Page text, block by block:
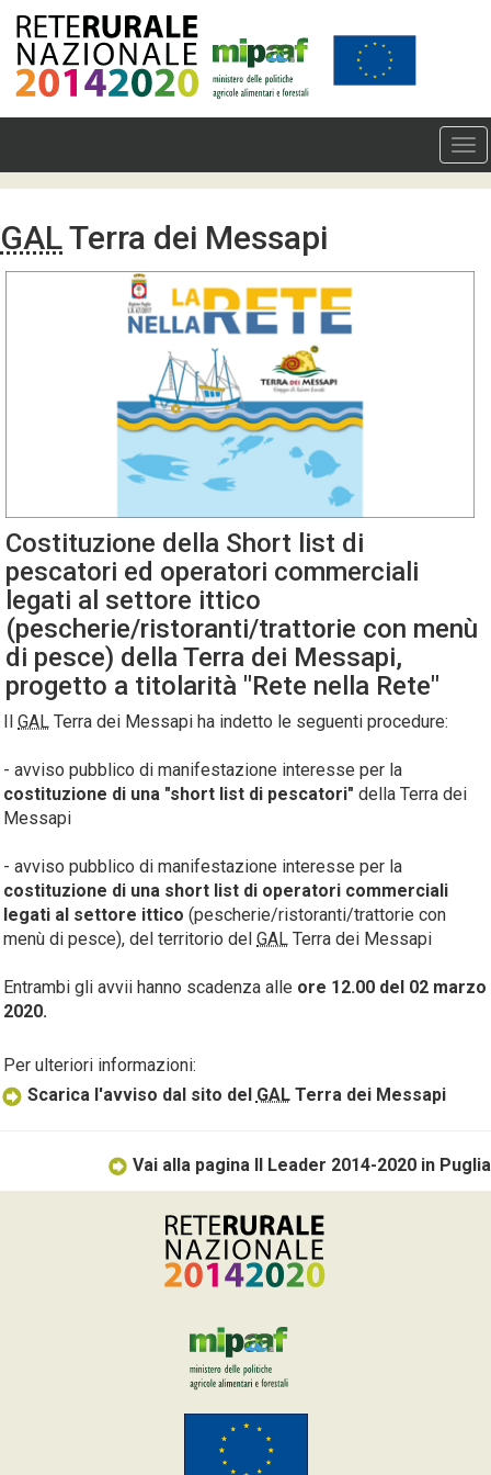
GALTerra dei Messapi
Costituzione della Short list di
pescatori ed operatori commerciali
legati al settore ittico
(pescherie/ristoranti/trattorie con menù
di pesce) della Terra dei Messapi,
progetto a titolarità "Rete nella Rete"
GAL Terra dei Messapi ha indetto le seguenti procedure:
- avviso pubblico di manifestazione interesse per la
costituzione di una "short list di pescatori" della Terra dei
Messapi
- avviso pubblico di manifestazione interesse per la
costituzione di una short list di operatori commerciali
legati al settore ittico (pescherie/ristoranti/trattorie con
menù di pesce), del territorio del GAL Terra dei Messapi
Entrambi gli avvii hanno scadenza alle ore 12.00 del 02 marzo
2020.
Per ulteriori informazioni:
Scarica l'avviso dal sito del GALTerra dei Messapi
Vai alla pagina Il Leader 2014-2020 in Puglia